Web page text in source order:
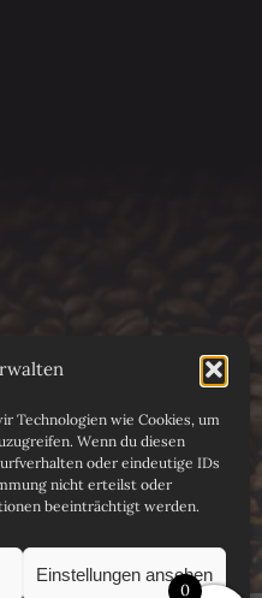
Technologien wie Cookies, um
Wenn du diesen
oder eindeutige IDs
nicht erteilst oder
beeinträchtigt werden.
Einstellungen ansehen
0